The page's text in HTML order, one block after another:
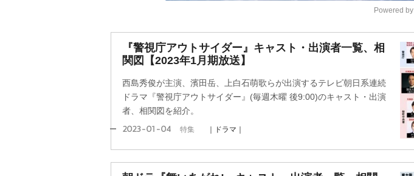
M
u
e
Powered by
『警視庁アウトサイダー』キャスト・出演者一覧、相
関図【2023年1月期放送】
西島秀俊が主演、濱田岳、上白石萌歌らが出演するテレビ朝日系連続
ドラマ『警視庁アウトサイダー』(毎週木曜 後9:00)のキャスト・出演
者、相関図を紹介。
2023-01-04 特集 ｜ドラマ｜